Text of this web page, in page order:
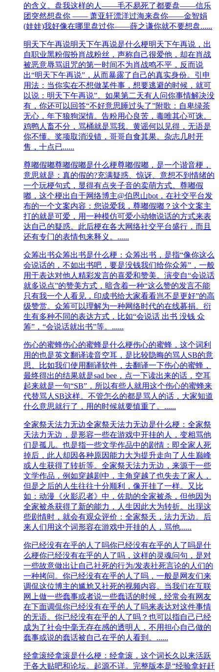
的含义。盘我这样的人——毛不易死了都要盘——信乐
团突然想盘你 —— 萧亚轩漂洋过海来盘你——金智娟
(娃娃)我好像在哪里盘过你——薛之谦你就不要想盘......
明天下午再说明天下午再说是什么梗明天下午再说，出
自职业黑粉假扮肖战粉丝，声称自己很爱他，却在肖战
被恶意辱骂诅咒的第一时间不为肖战鸣不平，反而说
出“明天下午再说”，从而暴露了自己的真实身份。引申
用法：当你‌‌‌‌‌‌‌‌‌‌‌实在不想做某件事，想要逃避的时候，就可
以说：明天下午再说”。如果第二天有人问你事情解决没
有，你还可以回答“不好意思睡过头了”附歌：自卑绿茶
无心，年下狼狗深情。告粉用心良苦，毒唯其心可诛。
鸡鸭人畜不分，骂桶就是骂我。黄谣何以见得，无语是
你不懂。奖项取消没错，哥哥自食其果。杂志几时开
售，十点已......
尊嘟假嘟尊嘟假嘟是什么梗尊嘟假嘟，是一个谐音梗，
意思就是：真的假的?充满疑惑、惊讶、意想不到情绪的
一个玩梗句式，显得有点夹子音的卖萌方式。尊嘟假
嘟，这个梗出自于网络博主@伯恩山bot，在社交平台发
布的一个文案内容：您说爱我，尊嘟假嘟？这个文案主
打的就是可爱，用一种模仿可爱小动物说话的方式来表
达自己的疑惑。此后梗在各大网络社交平台盛行，而且
还有专门的表情包来释义。......
众筹出书众筹出书是什么梗：众筹出书，是指“像你这么
会说话的，不如出书吧，要是没钱我们给你众筹”，一般
用于表达对他人精彩发言的喜爱和赞美。演变自“会说话
就多说点”的赞美方式，暗含着一种“这么赞的发言不能
只有我一个人看见，印成书给大家看看岂不是更好”的高
级赞赏。众筹可以理解为一种网络时代的在线募捐。衍
生有多种不同的表达方式，比如“会说话 出书 没钱 众
筹”，“会说话就出书”等。......
伤心的蜜蜂伤心的蜜蜂是什么梗伤心的蜜蜂，这个词利
用的也是英文翻译读音空耳，是比较隐晦的骂人SB的意
思。比如我们使用翻译软件，去翻译一下伤心的蜜蜂，
最终得出的结果就是sad bee，点一下读出来的话，空耳
起来就是一句“SB”，所以有些人就用这个伤心的蜜蜂来
代替骂人SB这样。不管怎么的都是骂人的话，大家知道
什么意思就行了，用的时候就要慎重了。......
全家祭天法力无边全家祭天法力无边是什么梗：全家祭
天法力无边，是形容一些在游戏中开挂的人，变相骂他
们是孤儿。也是指一些文学作品中的剧情：即全家人死
掉后，此人却因各种原因能力大为提升走向了人生巅峰
或人生获得了转折等。全家祭天法力无边，来源于一些
文学作品，例如穿越剧中，主角穿越了也失去了家人，
但是之后的人生往往十分顺利，像开挂了一样。又比
如：动漫《火影忍者》中，佐助的全家被杀，但他因为
全家被杀获得了新的能力，人生因此大为转折。出现这
些剧情时，就会有观众评价：全家祭天，法力无边。后
来人们用这个词形容在游戏中开挂的人，骂他......
你已经没有在乎的人了吗你已经没有在乎的人了吗是什
么梗你已经没有在乎的人了吗，这样的灵魂问句，是对
一些故意做出让自己社死的行为/发表社死言论的人们的
一种拷问。你已经没有在乎的人了吗，一般是网友们来
调侃这位博主的尴尬又社死的视频内容。当我们在互联
网上做一些蠢事或者说一些蠢话的时候，经常会有网友
在下面调侃你已经没有在乎的人了吗来表达对这件事情
的无语。你已经没有在乎的人了吗？也可以指自己已经
成为了社会中毫无存在感的透明人，不用担心自己做的
蠢事或说的蠢话被自己在乎的人看到。......
经拿滚经拿滚是什么梗：经拿滚，这个词长久以来活跃
于各大贴吧和论坛。起源不详。完整版本是“经验拿好赶